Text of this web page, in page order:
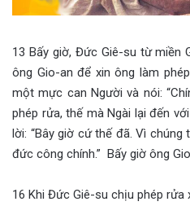
13 Bấy giờ, Đức Giê-su từ miền
ông Gio-an để xin ông làm
một mực can Người và nói:
phép rửa, thế mà Ngài lại đến
lời: “Bây giờ cứ thế đã. Vì
đức công chính.” Bấy giờ ông
16 Khi Đức Giê-su chịu phép